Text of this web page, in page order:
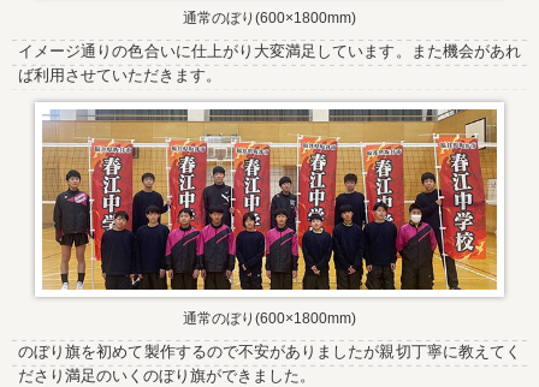
通常のぼり(600×1800mm)
イメージ通りの色合いに仕上がり大変満足しています。また機会があれ
ば利用させていただきます。
通常のぼり(600×1800mm)
のぼり旗を初めて製作するので不安がありましたが親切丁寧に教えてく
ださり満足のいくのぼり旗ができました。